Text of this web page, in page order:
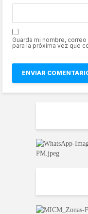
Guarda mi nombre,
para la próxima vez que